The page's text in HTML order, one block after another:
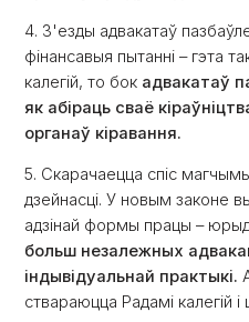
4. З'езды адвакатаў
фінансавыя пытанні – гэта
калегій, то бок адвакатаў
як абіраць сваё
органаў кіравання.
5. Скарачаецца спіс
дзейнасці. У новым законе
адзінай формы працы –
больш незалежных
індывідуальнай практыкі.
ствараюцца Радамі калегій